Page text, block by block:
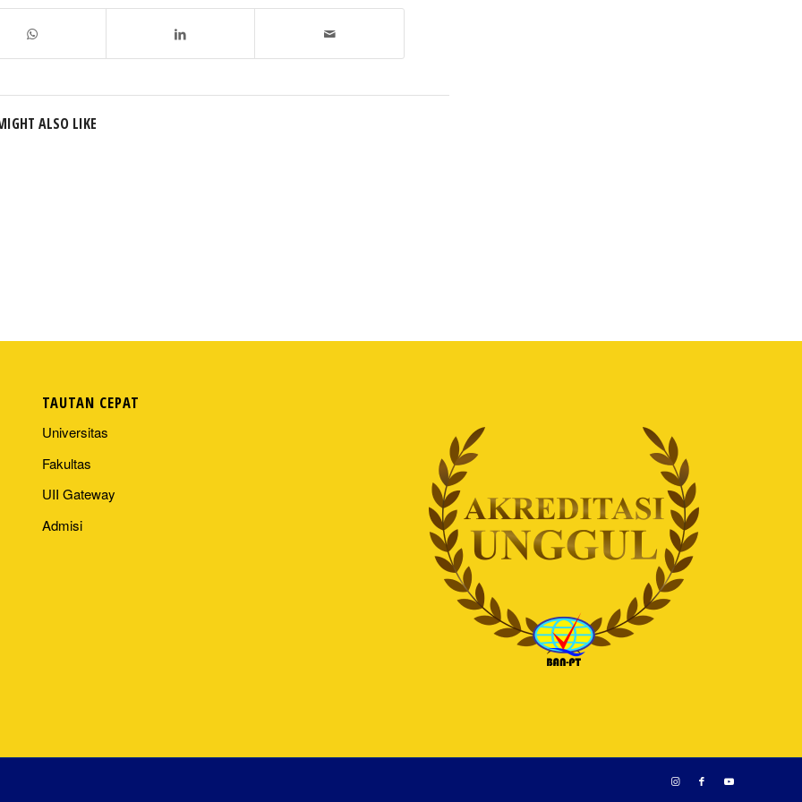
ALSO LIKE
TAUTAN CEPAT
Universitas
Fakultas
UII Gateway
Admisi